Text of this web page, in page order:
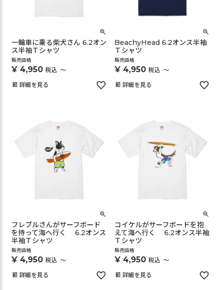
一輪車に乗る柴犬さん 6.2オン
ス半袖Ｔシャツ
販売価格
¥ 4,950 税込 〜
詳細を見る
BeachyHead 6.2オンス半袖
Ｔシャツ
販売価格
¥ 4,950 税込 〜
詳細を見る
フレブルさんがサーフボード
を持って海へ行く 6.2オンス
半袖Ｔシャツ
販売価格
¥ 4,950 税込 〜
詳細を見る
コイケルがサーフボードを抱
えて海へ行く 6.2オンス半袖
Ｔシャツ
販売価格
¥ 4,950 税込 〜
詳細を見る